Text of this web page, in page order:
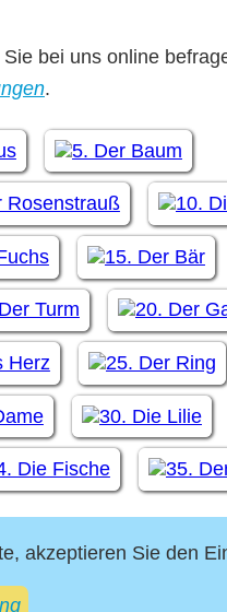
akzeptieren Sie den
bei uns online
.